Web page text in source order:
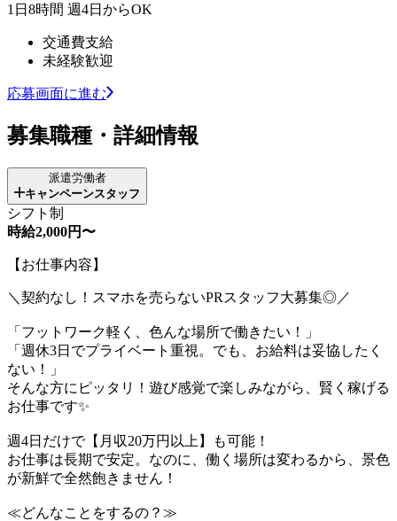
1日8時間 週4日からOK
交通費支給
未経験歓迎
応募画面に進む
募集職種・詳細情報
派遣労働者
キャンペーンスタッフ
シフト制
時給2,000円〜
【お仕事内容】
＼契約なし！スマホを売らないPRスタッフ大募集◎／
「フットワーク軽く、色んな場所で働きたい！」
「週休3日でプライベート重視。でも、お給料は妥協したく
ない！」
そんな方にピッタリ！遊び感覚で楽しみながら、賢く稼げる
お仕事です✨
週4日だけで【月収20万円以上】も可能！
お仕事は長期で安定。なのに、働く場所は変わるから、景色
が新鮮で全然飽きません！
≪どんなことをするの？≫